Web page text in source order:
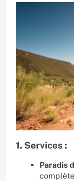
1. Services :
Paradis